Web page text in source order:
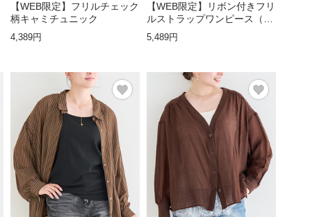
【WEB限定】フリルチェック
柄キャミチュニック
4,389円
【WEB限定】リボン付きフリ
ルストラップワンピース（無
地・ドット柄・花柄）
5,489円